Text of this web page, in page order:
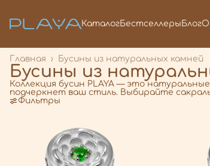
КаталогБестселлеры БлогО
Бусины из натуральных камней
Главная ›
Бусины из
Коллекция бусин PLAYA — это
подчеркнет ваш стиль. Выбирайте
Фильтры